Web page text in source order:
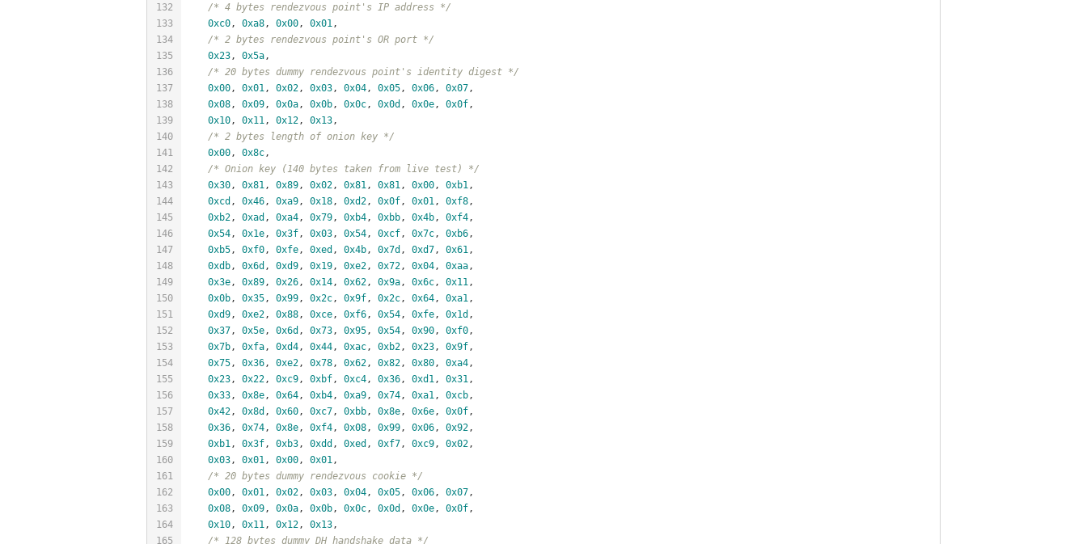
132
133
134
135
136
137
138
139
140
141
142
143
144
145
146
147
148
149
150
151
152
153
154
155
156
157
158
159
160
161
162
163
164
165
/* 4 bytes rendezvous point's IP address */
0xc0, 0xa8, 0x00, 0x01,
/* 2 bytes rendezvous point's OR port */
0x23, 0x5a,
/* 20 bytes dummy rendezvous point's identity digest */
0x00, 0x01, 0x02, 0x03, 0x04, 0x05, 0x06, 0x07,
0x08, 0x09, 0x0a, 0x0b, 0x0c, 0x0d , 0x0e, 0x0f,
0x10, 0x11, 0x12, 0x13,
/* 2 bytes length of onion key */
0x00, 0x8c,
/* Onion key (140 bytes taken from live test) */
0x30, 0x81, 0x89, 0x02, 0x81, 0x81, 0x00, 0xb1,
0xcd , 0x46, 0xa9, 0x18, 0xd2, 0x0f, 0x01, 0xf8,
0xb2, 0xad , 0xa4, 0x79, 0xb4, 0xbb, 0x4b, 0xf4,
0x54, 0x1e, 0x3f, 0x03, 0x54, 0xcf, 0x7c, 0xb6,
0xb5, 0xf0, 0xfe, 0xed , 0x4b, 0x7d , 0xd7, 0x61,
0xdb, 0x6d , 0xd9, 0x19, 0xe2, 0x72, 0x04, 0xaa,
0x3e, 0x89, 0x26, 0x14, 0x62, 0x9a, 0x6c, 0x11,
0x0b, 0x35, 0x99, 0x2c, 0x9f, 0x2c, 0x64, 0xa1,
0xd9, 0xe2, 0x88, 0xce, 0xf6, 0x54, 0xfe, 0x1d ,
0x37, 0x5e, 0x6d , 0x73, 0x95, 0x54, 0x90, 0xf0,
0x7b, 0xfa, 0xd4, 0x44, 0xac, 0xb2, 0x23, 0x9f,
0x75, 0x36, 0xe2, 0x78, 0x62, 0x82, 0x80, 0xa4,
0x23, 0x22, 0xc9, 0xbf, 0xc4, 0x36, 0xd1, 0x31,
0x33, 0x8e, 0x64, 0xb4, 0xa9, 0x74, 0xa1, 0xcb,
0x42, 0x8d , 0x60, 0xc7, 0xbb, 0x8e, 0x6e, 0x0f,
0x36, 0x74, 0x8e, 0xf4, 0x08, 0x99, 0x06, 0x92,
0xb1, 0x3f, 0xb3, 0xdd , 0xed , 0xf7, 0xc9, 0x02,
0x03, 0x01, 0x00, 0x01,
/* 20 bytes dummy rendezvous cookie */
0x00, 0x01, 0x02, 0x03, 0x04, 0x05, 0x06, 0x07,
0x08, 0x09, 0x0a, 0x0b, 0x0c, 0x0d , 0x0e, 0x0f,
0x10, 0x11, 0x12, 0x13,
/* 128 bytes dummy DH handshake data */